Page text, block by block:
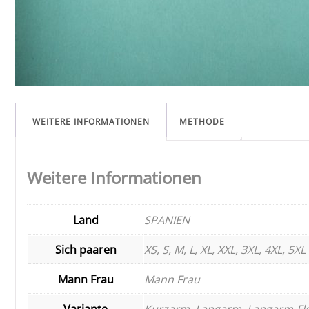
WEITERE INFORMATIONEN METHODE
Weitere Informationen
Land
SPANIEN
Sich paaren
XS, S, M, L, XL, XXL, 3XL, 4XL, 5XL
Mann Frau
Mann Frau